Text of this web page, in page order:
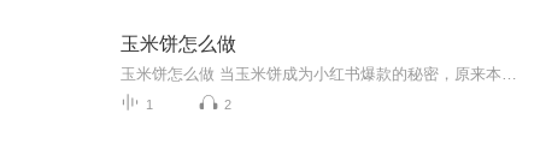
玉米饼怎么做
1 2